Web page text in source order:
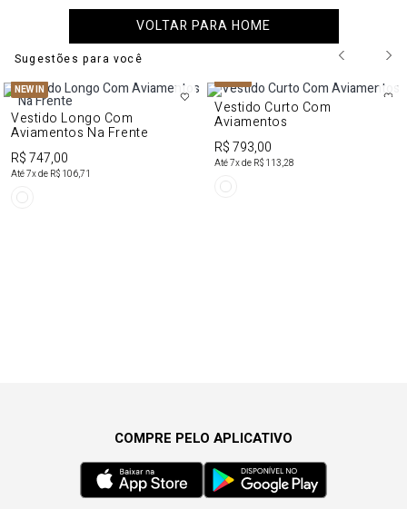
VOLTAR PARA HOME
Sugestões para você
NEW IN
Vestido Longo Com
Aviamentos Na Frente
R$ 747,00
Até7x de R$ 106,71
NEW IN
Vestido Curto Com
Aviamentos
R$ 793,00
Até7x de R$ 113,28
COMPRE PELO APLICATIVO